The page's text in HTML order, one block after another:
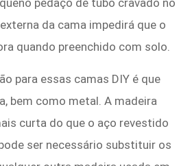
da cama impedirá que o
quando preenchido com solo.
para essas camas DIY é que
bem como metal. A madeira
curta do que o aço revestido
ser necessário substituir os